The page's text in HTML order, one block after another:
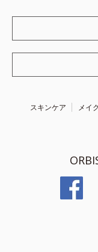
スキンケア メイク